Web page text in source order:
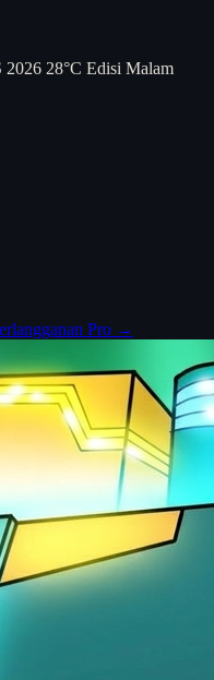
2026 28°C Edisi Malam
Pro →